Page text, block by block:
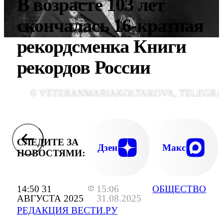
14:50 31
АВГУСТА 2025
15:06
31.08.2025
РЕДАКЦИЯ ВЕСТИ.РУ
ОБЩЕСТВО
В возрасте 103 лет
скончалась 16-кратная
рекордсменка Книги
рекордов России
© VETERANMARIAKOLTAKOVA,
СЛЕДИТЕ ЗА
НОВОСТЯМИ:
Дзен Макс